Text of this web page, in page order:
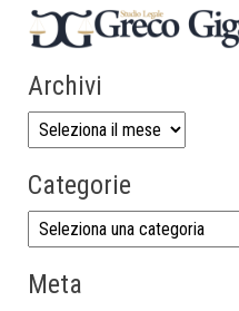
Archivi
Categorie
Meta